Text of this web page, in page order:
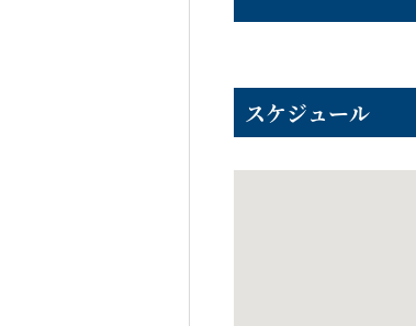
スケジュール